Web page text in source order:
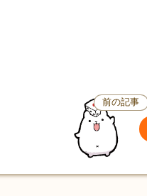
前の記事